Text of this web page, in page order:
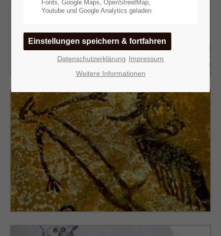
Fonts, Google Maps, OpenStreetMap,
Youtube und Google Analytics geladen
Datenschutzerklärung
Impressum
Weitere Informationen